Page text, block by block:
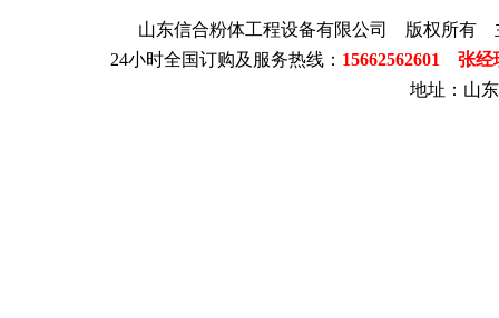
山东信合粉体工程设备有限公司 版权所有
24小时全国订购及服务热线： 15662562601 张
地址：山